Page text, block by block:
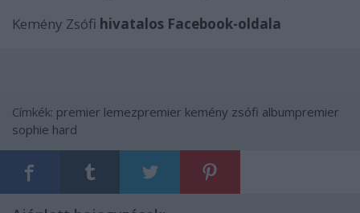
Kemény Zsófi hivatalos Facebook-oldala
Címkék: premier lemezpremier kemény zsófi albumpremier
sophie hard